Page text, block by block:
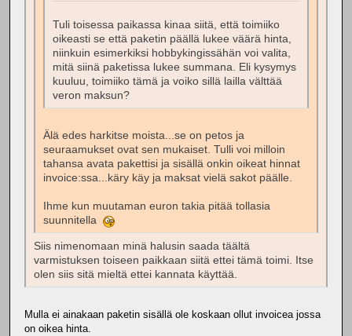
Tuli toisessa paikassa kinaa siitä, että toimiiko
oikeasti se että paketin päällä lukee väärä hinta,
niinkuin esimerkiksi hobbykingissähän voi valita,
mitä siinä paketissa lukee summana. Eli kysymys
kuuluu, toimiiko tämä ja voiko sillä lailla välttää
veron maksun?
Älä edes harkitse moista...se on petos ja
seuraamukset ovat sen mukaiset. Tulli voi milloin
tahansa avata pakettisi ja sisällä onkin oikeat hinnat
invoice:ssa...käry käy ja maksat vielä sakot päälle.
Ihme kun muutaman euron takia pitää tollasia
suunnitella
Siis nimenomaan minä halusin saada täältä
varmistuksen toiseen paikkaan siitä ettei tämä toimi. Itse
olen siis sitä mieltä ettei kannata käyttää.
Mulla ei ainakaan paketin sisällä ole koskaan ollut invoicea jossa
on oikea hinta.